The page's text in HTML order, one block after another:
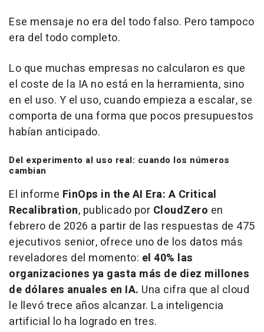
Ese mensaje no era del todo falso. Pero tampoco
era del todo completo.
Lo que muchas empresas no calcularon es que
el coste de la IA no está en la herramienta, sino
en el uso. Y el uso, cuando empieza a escalar, se
comporta de una forma que pocos presupuestos
habían anticipado.
Del experimento al uso real: cuando los números
cambian
El informe FinOps in the AI Era: A Critical
Recalibration, publicado por CloudZero en
febrero de 2026 a partir de las respuestas de 475
ejecutivos senior, ofrece uno de los datos más
reveladores del momento: el 40% las
organizaciones ya gasta más de diez millones
de dólares anuales en IA. Una cifra que al cloud
le llevó trece años alcanzar. La inteligencia
artificial lo ha logrado en tres.